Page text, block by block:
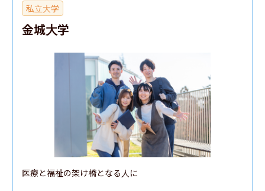
私立大学
金城大学
医療と福祉の架け橋となる人に